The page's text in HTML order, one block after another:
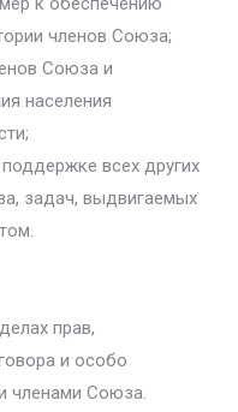
членов Союза;
Союза и
населения
всех других
задач, выдвигаемых
прав,
и особо
членами Союза.